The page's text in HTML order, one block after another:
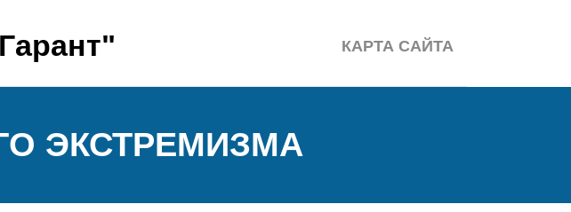
КАРТА САЙТА
ЭКСТРЕМИЗМА